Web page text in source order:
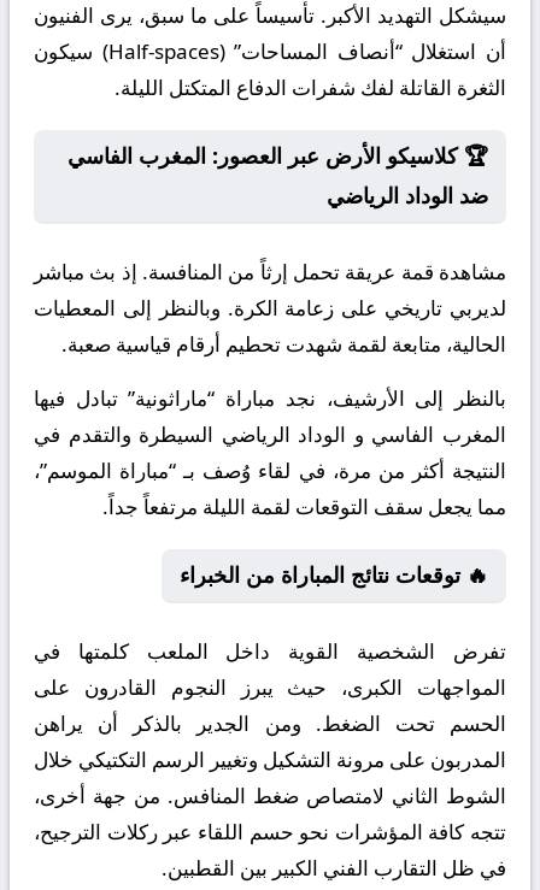
سيشكل التهديد الأكبر. تأسيساً على ما سبق، يرى الفنيون
أن استغلال “أنصاف المساحات” (Half-spaces) سيكون
الثغرة القاتلة لفك شفرات الدفاع المتكتل الليلة.
🏆 كلاسيكو الأرض عبر العصور: المغرب الفاسي
ضد الوداد الرياضي
مشاهدة قمة عريقة تحمل إرثاً من المنافسة. إذ بث مباشر
لديربي تاريخي على زعامة الكرة. وبالنظر إلى المعطيات
الحالية، متابعة لقمة شهدت تحطيم أرقام قياسية صعبة.
بالنظر إلى الأرشيف، نجد مباراة “ماراثونية” تبادل فيها
المغرب الفاسي و الوداد الرياضي السيطرة والتقدم في
النتيجة أكثر من مرة، في لقاء وُصف بـ “مباراة الموسم”،
مما يجعل سقف التوقعات لقمة الليلة مرتفعاً جداً.
🔥 توقعات نتائج المباراة من الخبراء
تفرض الشخصية القوية داخل الملعب كلمتها في
المواجهات الكبرى، حيث يبرز النجوم القادرون على
الحسم تحت الضغط. ومن الجدير بالذكر أن يراهن
المدربون على مرونة التشكيل وتغيير الرسم التكتيكي خلال
الشوط الثاني لامتصاص ضغط المنافس. من جهة أخرى،
تتجه كافة المؤشرات نحو حسم اللقاء عبر ركلات الترجيح،
في ظل التقارب الفني الكبير بين القطبين.